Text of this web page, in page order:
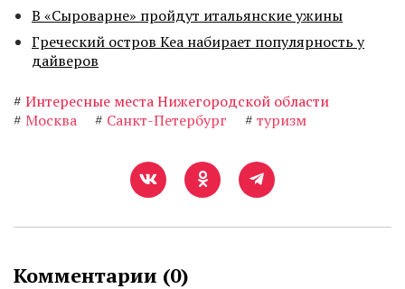
В «Сыроварне» пройдут итальянские ужины
Греческий остров Кеа набирает популярность у
дайверов
# Интересные места Нижегородской области
# Москва # Санкт-Петербург # туризм
Комментарии (0)